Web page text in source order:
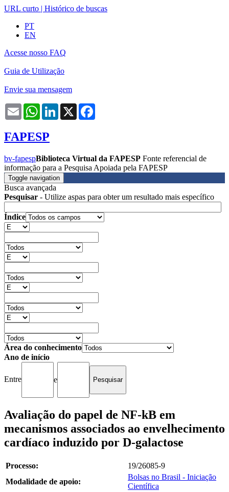
URL curto | Histórico de buscas
PT
EN
Acesse nosso FAQ
Guia de Utilização
Envie sua mensagem
Email WhatsAppLinkedIn
X
FAPESP
bv-fapespBiblioteca Virtual da FAPESP Fonte referencial de
informação para a Pesquisa Apoiada pela FAPESP
Toggle navigation
Busca avançada
Pesquisar - Utilize aspas para obter um resultado mais específico
Índice
Área do conhecimento
Ano de início
Entre e
Avaliação do papel de NF-kB em
mecanismos associados ao envelhecimento
cardíaco induzido por D-galactose
Processo:
19/26085-9
Modalidade de apoio:
Bolsas no Brasil - Iniciação
Científica